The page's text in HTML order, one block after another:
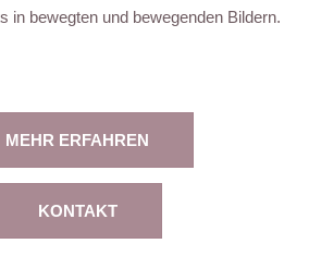
in bewegten und bewegenden Bildern.
MEHR ERFAHREN
KONTAKT